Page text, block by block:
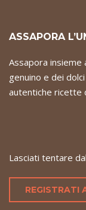
ASSAPORA
Assapora
genuino e dei
autentiche ricette
Lasciati tentare
REGISTRATI